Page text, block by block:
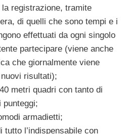
registrazione, tramite
di quelli che sono tempi e i
effettuati da ogni singolo
partecipare (viene anche
che giornalmente viene
risultati);
metri quadri con tanto di
punteggi;
armadietti;
tutto l’indispensabile con